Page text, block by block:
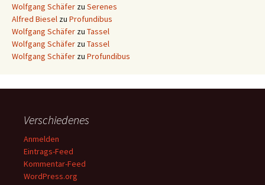
Wolfgang Schäfer zu Serenes
Alfred Biesel zu Profundibus
Wolfgang Schäfer zu Tassel
Wolfgang Schäfer zu Tassel
Wolfgang Schäfer zu Profundibus
Verschiedenes
Anmelden
Eintrags-Feed
Kommentar-Feed
WordPress.org